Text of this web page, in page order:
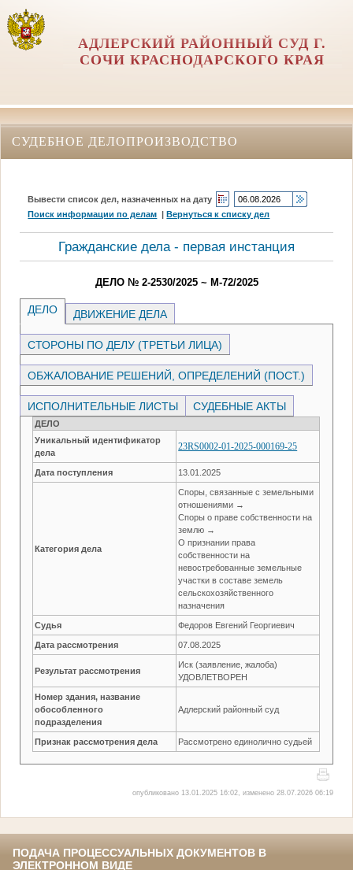
АДЛЕРСКИЙ РАЙОННЫЙ СУД Г.
СОЧИ КРАСНОДАРСКОГО КРАЯ
СУДЕБНОЕ ДЕЛОПРОИЗВОДСТВО
Вывести список дел, назначенных на дату
Поиск информации по делам |Вернуться к списку дел
Гражданские дела - первая инстанция
ДЕЛО № 2-2530/2025 ~ М-72/2025
ДЕЛО ДВИЖЕНИЕ ДЕЛА
СТОРОНЫ ПО ДЕЛУ (ТРЕТЬИ ЛИЦА)
ОБЖАЛОВАНИЕ РЕШЕНИЙ, ОПРЕДЕЛЕНИЙ (ПОСТ.)
ИСПОЛНИТЕЛЬНЫЕ ЛИСТЫ СУДЕБНЫЕ АКТЫ
ДЕЛО
Уникальный идентификатор
дела
23RS0002-01-2025-000169-25
Дата поступления 13.01.2025
Категория дела
Споры, связанные с земельными
отношениями →
Споры о праве собственности на
землю →
О признании права
собственности на
невостребованные земельные
участки в составе земель
сельскохозяйственного
назначения
Судья Федоров Евгений Георгиевич
Дата рассмотрения 07.08.2025
Результат рассмотрения
Иск (заявление, жалоба)
УДОВЛЕТВОРЕН
Номер здания, название
обособленного
подразделения
Адлерский районный суд
Признак рассмотрения дела Рассмотрено единолично судьей
опубликовано 13.01.2025 16:02, изменено 28.07.2026 06:19
ПОДАЧА ПРОЦЕССУАЛЬНЫХ ДОКУМЕНТОВ В
ЭЛЕКТРОННОМ ВИДЕ